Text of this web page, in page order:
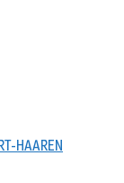
HAAREN